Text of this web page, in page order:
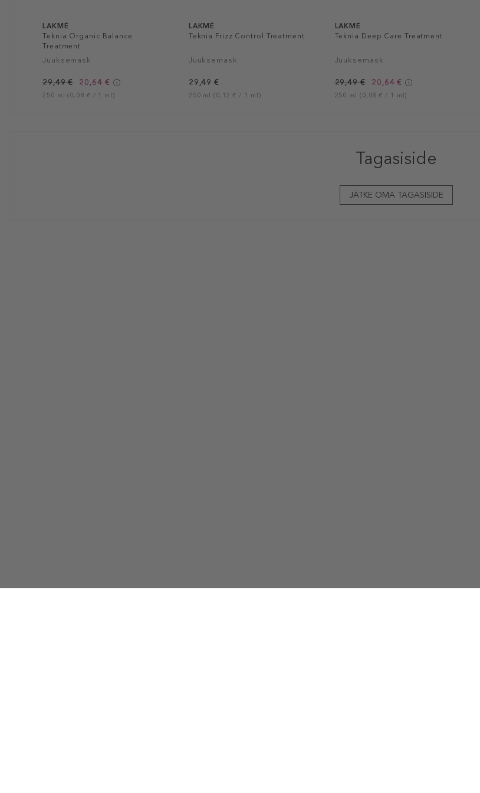
LAKMÉ
Teknia Organic Balance
Treatment
Juuksemask
29,49 € 20,64 €
250 ml (0,08 € / 1 ml)
LAKMÉ
Teknia Frizz Control Treatment
Juuksemask
29,49 €
250 ml (0,12 € / 1 ml)
LAKMÉ
Teknia Deep Care Treatment
Juuksemask
29,49 € 20,64 €
250 ml (0,08 € / 1 ml)
Tagasiside
JÄTKE OMA TAGASISIDE